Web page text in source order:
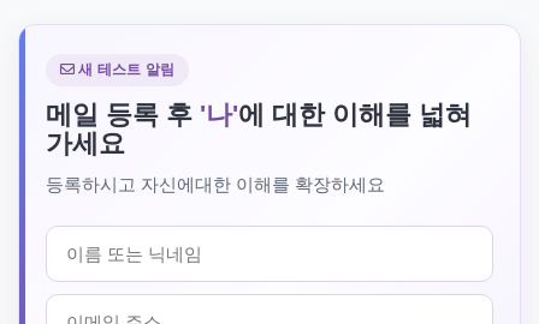
새 테스트 알림
메일 등록 후 '나'에 대한 이해를 넓혀
가세요
등록하시고 자신에대한 이해를 확장하세요